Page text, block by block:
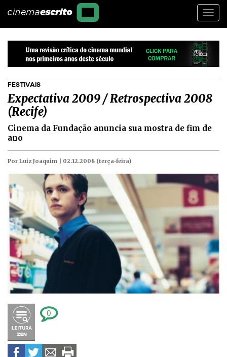
FESTIVAIS
Expectativa 2009 / Retrospectiva 2008
(Recife)
Cinema da Fundação anuncia sua mostra de fim de
ano
Por Luiz Joaquim | 02.12.2008 (terça-feira)
0